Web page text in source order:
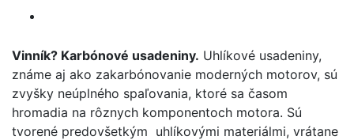
Vinník? Karbónové usadeniny. Uhlíkové usadeniny,
známe aj ako zakarbónovanie moderných motorov, sú
zvyšky neúplného spaľovania, ktoré sa časom
hromadia na rôznych komponentoch motora. Sú
tvorené predovšetkým uhlíkovými materiálmi, vrátane